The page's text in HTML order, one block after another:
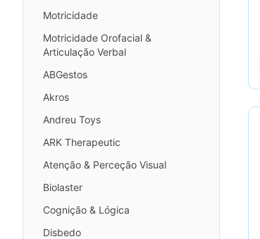
Motricidade
Motricidade Orofacial &
Articulação Verbal
ABGestos
Akros
Andreu Toys
ARK Therapeutic
Atenção & Perceção Visual
Biolaster
Cognição & Lógica
Disbedo